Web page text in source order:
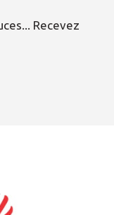
Recevez